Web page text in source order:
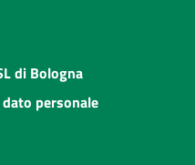
di Bologna
personale